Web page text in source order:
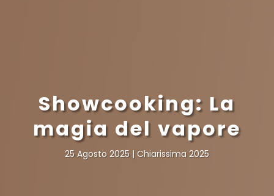
Showcooking: La
magia del vapore
25 Agosto 2025 Chiarissima 2025